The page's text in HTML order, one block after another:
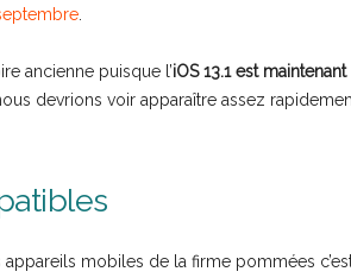
.
ancienne puisque l’iOS 13.1 est
devrions voir apparaître assez
appareils mobiles de la firme pommées